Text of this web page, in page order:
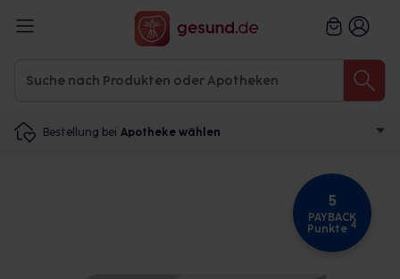
Bestellung bei Apotheke wählen
5
PAYBACK
Punkte 4